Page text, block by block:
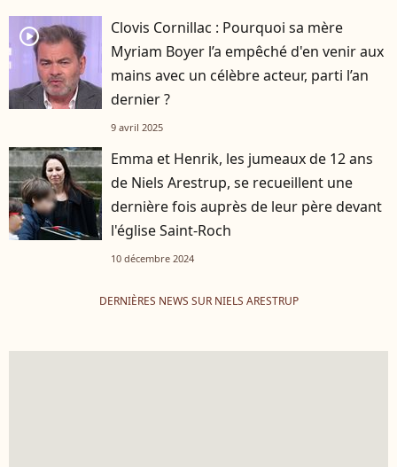
player2
Clovis Cornillac : Pourquoi sa mère
Myriam Boyer l’a empêché d'en venir aux
mains avec un célèbre acteur, parti l’an
dernier ?
9 avril 2025
Emma et Henrik, les jumeaux de 12 ans
de Niels Arestrup, se recueillent une
dernière fois auprès de leur père devant
l'église Saint-Roch
10 décembre 2024
DERNIÈRES NEWS SUR NIELS ARESTRUP